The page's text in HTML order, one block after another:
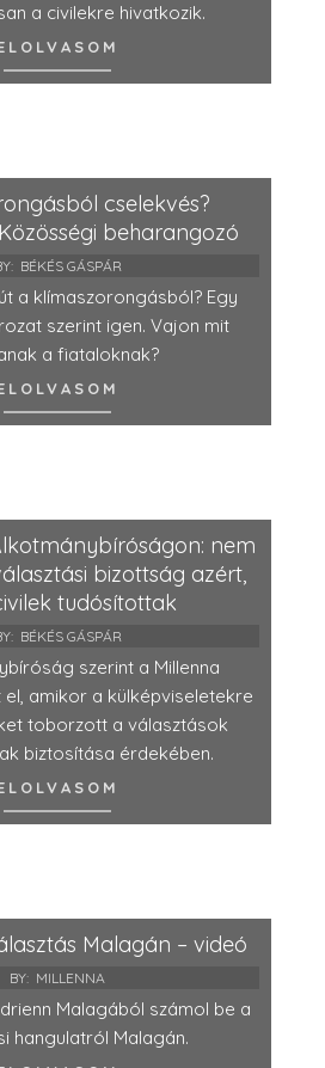
a civilekre hivatkozik.
cselekvés?
beharangozó
BÉKÉS GÁSPÁR
a klímaszorongásból? Egy
szerint igen. Vajon mit
a fiataloknak?
nem
bizottság azért,
tudósítottak
BÉKÉS GÁSPÁR
szerint a Millenna
amikor a külképviseletekre
toborzott a választások
biztosítása érdekében.
Malagán – videó
BY: MILLENNA
Malagából számol be a
hangulatról Malagán.